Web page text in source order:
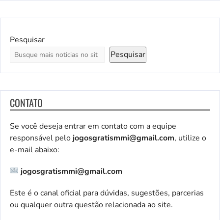
Pesquisar
Pesquisar
CONTATO
Se você deseja entrar em contato com a equipe
responsável pelo jogosgratismmi@gmail.com, utilize o
e-mail abaixo:
jogosgratismmi@gmail.com
Este é o canal oficial para dúvidas, sugestões, parcerias
ou qualquer outra questão relacionada ao site.